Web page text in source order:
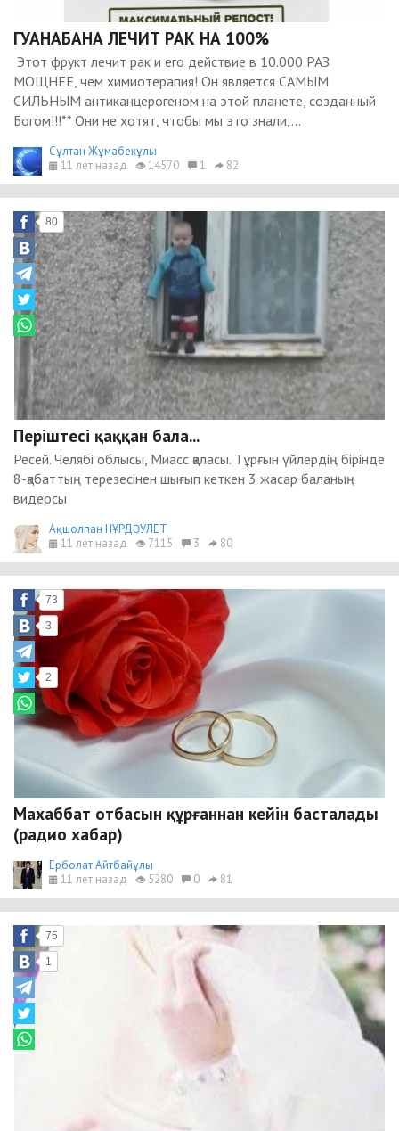
ГУАНАБАНА ЛЕЧИТ РАК НА 100%
Этот фрукт лечит рак и его действие в 10.000 РАЗ
МОЩНЕЕ, чем химиотерапия! Он является САМЫМ
СИЛЬНЫМ антиканцерогеном на этой планете, созданный
Богом!!!** Они не хотят, чтобы мы это знали,...
Сұлтан Жұмабекұлы
11 лет назад
14570 1 82
80
Періштесі қаққан бала...
Ресей. Челябі облысы, Миасс қаласы. Тұрғын үйлердің бірінде
8-қабаттың терезесінен шығып кеткен 3 жасар баланың
видеосы
Ақшолпан НҰРДӘУЛЕТ
11 лет назад
7115 3 80
73
3
2
Махаббат отбасын құрғаннан кейін басталады
(радио хабар)
Ерболат Айтбайұлы
11 лет назад
5280 0 81
75
1